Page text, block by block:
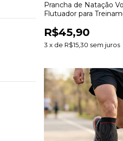
Prancha de Natação
Flutuador para
Aperfeiçoamento da
R$45,90
3 x de R$15,30 sem juros